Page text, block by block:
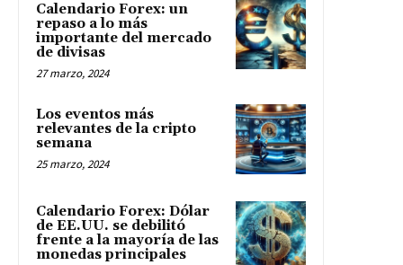
Calendario Forex: un
repaso a lo más
importante del mercado
de divisas
27 marzo, 2024
Los eventos más
relevantes de la cripto
semana
25 marzo, 2024
Calendario Forex: Dólar
de EE.UU. se debilitó
frente a la mayoría de las
monedas principales